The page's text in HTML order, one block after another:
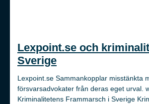
Lexpoint.se och
Sverige
Lexpoint.se Sammankopplar misstänkta
försvarsadvokater från deras eget urval.
Kriminalitetens Frammarsch i Sverige